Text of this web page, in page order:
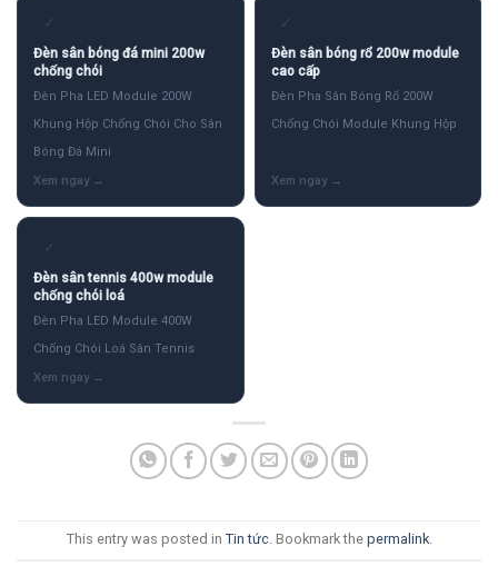
✓
Đèn sân bóng đá mini 200w
chống chói
Đèn Pha LED Module 200W
Khung Hộp Chống Chói Cho Sân
Bóng Đá Mini
✓
Đèn sân bóng rổ 200w module
cao cấp
Đèn Pha Sân Bóng Rổ 200W
Chống Chói Module Khung Hộp
✓
Đèn sân tennis 400w module
chống chói loá
Đèn Pha LED Module 400W
Chống Chói Loá Sân Tennis
This entry was posted in Tin tức. Bookmark the permalink.